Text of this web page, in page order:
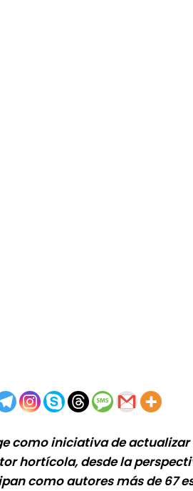
como iniciativa de
hortícola, desde la
como autores más de 67